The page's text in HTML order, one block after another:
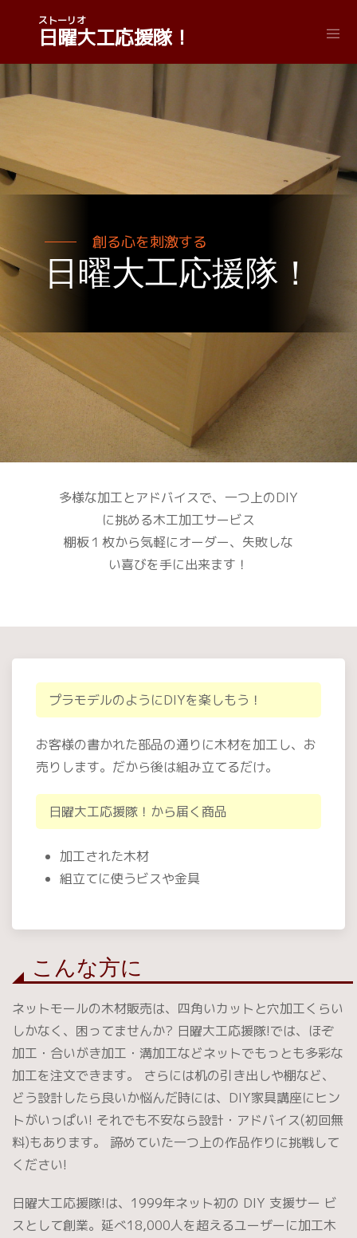
ストーリオ
日曜大工応援隊！
多様な加工とアドバイスで、一つ上のDIY
に挑める木工加工サービス
棚板１枚から気軽にオーダー、失敗しな
い喜びを手に出来ます！
創る心を刺激する
日曜大工応援隊！
プラモデルのようにDIYを楽しもう！
お客様の書かれた部品の通りに木材を加工し、お
売りします。だから後は組み立てるだけ。
日曜大工応援隊！から届く商品
加工された木材
組立てに使うビスや金具
こんな方に
ネットモールの木材販売は、四角いカットと穴加工くらい
しかなく、困ってませんか? 日曜大工応援隊!では、ほぞ
加工・合いがき加工・溝加工などネットでもっとも多彩な
加工を注文できます。 さらには机の引き出しや棚など、
どう設計したら良いか悩んだ時には、DIY家具講座にヒン
トがいっぱい! それでも不安なら設計・アドバイス(初回無
料)もあります。 諦めていた一つ上の作品作りに挑戦して
ください!
日曜大工応援隊!は、1999年ネット初の DIY 支援サー ビ
スとして創業。延べ18,000人を超えるユーザーに加工木